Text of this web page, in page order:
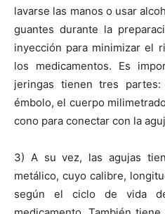
lavarse las manos o usar
guantes durante la
inyección para minimizar el
los medicamentos. Es
jeringas tienen tres
émbolo, el cuerpo
cono para conectar con la
3) A su vez, las agujas
metálico, cuyo calibre,
según el ciclo de vida